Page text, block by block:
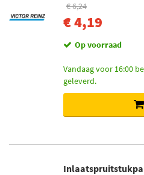
€ 6,24
€ 4,19
Op voorraad
Vandaag voor 16:00
geleverd.